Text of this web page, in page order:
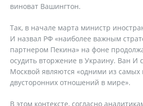
виноват Вашингтон.
Так, в начале марта министр
И назвал РФ «наиболее важным
партнером Пекина» на фоне
осудить вторжение в Украину. Ван И
Москвой являются «одними из
двусторонних отношений в мире».
В этом контексте, согласно